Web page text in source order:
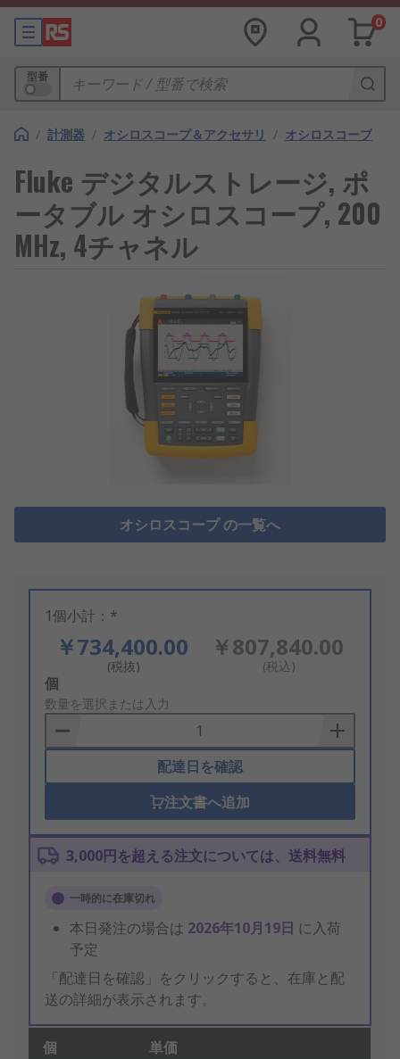
0
型番
/ 計測器 / オシロスコープ＆アクセサリ / オシロスコープ
Fluke デジタルストレージ, ポ
ータブル オシロスコープ, 200
MHz, 4チャネル
オシロスコープ の一覧へ
1個小計：*
￥734,400.00
(税抜)
￥807,840.00
(税込)
Add
to
Basket
個
数量を選択または入力
配達日を確認
注文書へ追加
3,000円を超える注文については、送料無料
一時的に在庫切れ
本日発注の場合は 2026年10月19日 に入荷
予定
「配達日を確認」をクリックすると、在庫と配
送の詳細が表示されます。
個 単価